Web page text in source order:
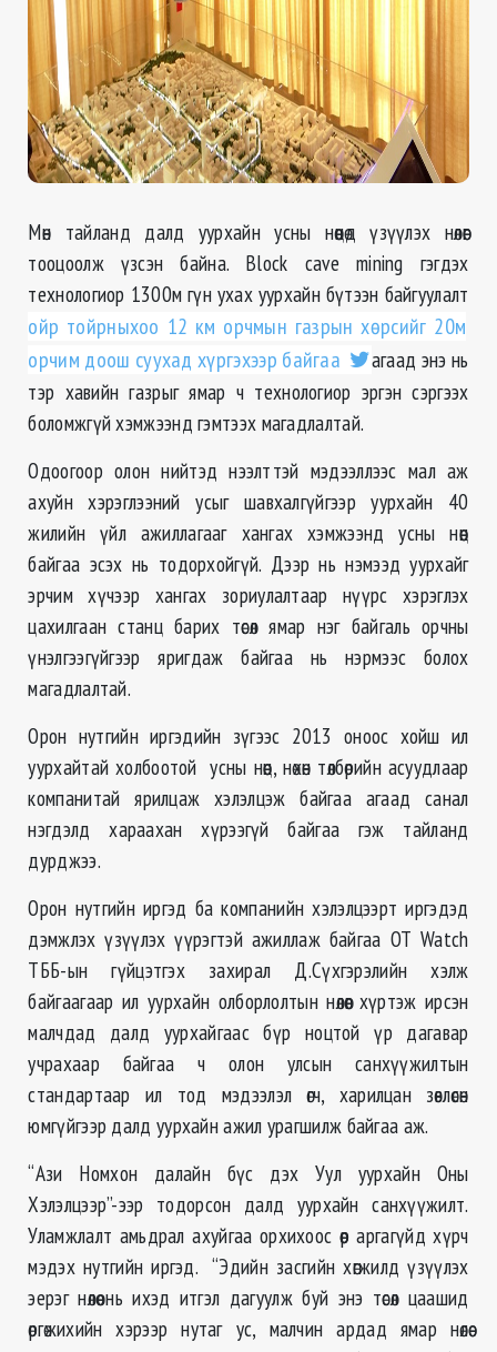
Мөн тайланд далд уурхайн усны нөөцөд үзүүлэх нөлөөг
тооцоолж үзсэн байна. Block cave mining гэгдэх
технологиор 1300м гүн ухах уурхайн бүтээн байгуулалт
ойр тойрныхоо 12 км орчмын газрын хөрсийг 20м
орчим доош суухад хүргэхээр байгаа
агаад энэ нь
тэр хавийн газрыг ямар ч технологиор эргэн сэргээх
боломжгүй хэмжээнд гэмтээх магадлалтай.
Одоогоор олон нийтэд нээлттэй мэдээллээс мал аж
ахуйн хэрэглээний усыг шавхалгүйгээр уурхайн 40
жилийн үйл ажиллагааг хангах хэмжээнд усны нөөц
байгаа эсэх нь тодорхойгүй. Дээр нь нэмээд уурхайг
эрчим хүчээр хангах зориулалтаар нүүрс хэрэглэх
цахилгаан станц барих төсөл ямар нэг байгаль орчны
үнэлгээгүйгээр яригдаж байгаа нь нэрмээс болох
магадлалтай.
Орон нутгийн иргэдийн зүгээс 2013 оноос хойш ил
уурхайтай холбоотой усны нөөц, нөхөн төлбөрийн асуудлаар
компанитай ярилцаж хэлэлцэж байгаа агаад санал
нэгдэлд хараахан хүрээгүй байгаа гэж тайланд
дурджээ.
Орон нутгийн иргэд ба компанийн хэлэлцээрт иргэдэд
дэмжлэх үзүүлэх үүрэгтэй ажиллаж байгаа ОТ Watch
ТББ-ын гүйцэтгэх захирал Д.Сүхгэрэлийн хэлж
байгаагаар ил уурхайн олборлолтын нөлөөг хүртэж ирсэн
малчдад далд уурхайгаас бүр ноцтой үр дагавар
учрахаар байгаа ч олон улсын санхүүжилтын
стандартаар ил тод мэдээлэл өгч, харилцан зөвлөсөн
юмгүйгээр далд уурхайн ажил урагшилж байгаа аж.
“Ази Номхон далайн бүс дэх Уул уурхайн Оны
Хэлэлцээр”-ээр тодорсон далд уурхайн санхүүжилт.
Уламжлалт амьдрал ахуйгаа орхихоос өөр аргагүйд хүрч
мэдэх нутгийн иргэд. “Эдийн засгийн хөгжилд үзүүлэх
эерэг нөлөө нь ихэд итгэл дагуулж буй энэ төсөл цаашид
өргөжихийн хэрээр нутаг ус, малчин ардад ямар нөлөө